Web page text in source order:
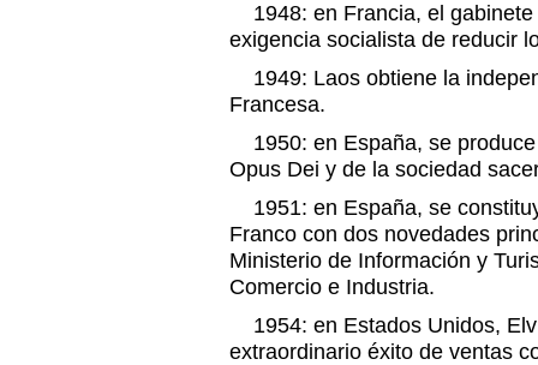
1948: en Francia, el gabinete
exigencia socialista de reducir
1949: Laos obtiene la
Francesa.
1950: en España, se
Opus Dei y de la sociedad
1951: en España, se
Franco con dos novedades
Ministerio de Información y
Comercio e Industria.
1954: en Estados Unidos,
extraordinario éxito de ventas